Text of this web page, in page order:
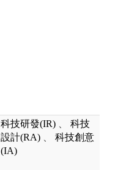
科技研發(IR)
科技
設計(RA)
科技創意
(IA)